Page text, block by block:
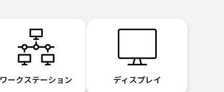
ワークステーション ディスプレイ